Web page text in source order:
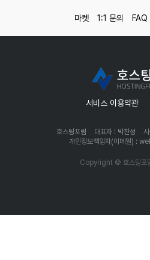
마켓 1:1 문의 FAQ
서비스 이용약관
호스팅포럼 대표자 : 박찬성
개인정보책임자(이메일) :
Copyright © 호스팅